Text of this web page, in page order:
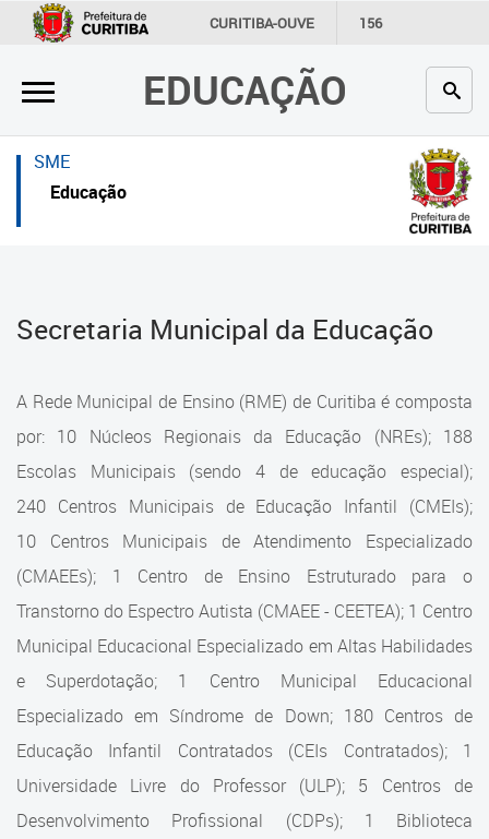
CURITIBA-OUVE 156
INFORMAÇÃO SECRETARIAS
EDUCAÇÃO
×
Inicial
Secretaria
Profissionais da educação
Contato
úteis
Portal da Prefeitura de Curitiba
Cadastramento Escolar
Cadastro Online
Portal ICS Instituto Curitiba de
Portal Aprendere
Portal do Servidor
×
Inicial
Inicial
Secretaria
Crianças e estudantes
Contato
Estrutura da Secretaria
Estrutura da Secretaria
Superintendência Executiva
Departamento de Logística
Departamento de Logística
Gerência de Almoxarifado
Gerência de Aquisição e
SME
Educação
Secretaria Municipal da Educação
A Rede Municipal de Ensino (RME) de Curitiba é composta
por: 10 Núcleos Regionais da Educação (NREs); 188
Escolas Municipais (sendo 4 de educação especial);
240 Centros Municipais de Educação Infantil (CMEIs);
10 Centros Municipais de Atendimento Especializado
(CMAEEs); 1 Centro de Ensino Estruturado para o
Transtorno do Espectro Autista (CMAEE - CEETEA); 1 Centro
Municipal Educacional Especializado em Altas Habilidades
e Superdotação; 1 Centro Municipal Educacional
Especializado em Síndrome de Down; 180 Centros de
Educação Infantil Contratados (CEIs Contratados); 1
Universidade Livre do Professor (ULP); 5 Centros de
Desenvolvimento Profissional (CDPs); 1 Biblioteca